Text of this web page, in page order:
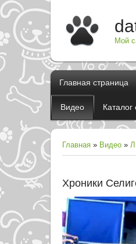
Мой
Главная страница
Видео Каталог
Главная » Видео »
Хроники